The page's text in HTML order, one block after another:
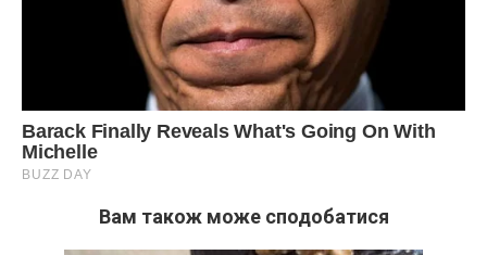
Вам також може сподобатися